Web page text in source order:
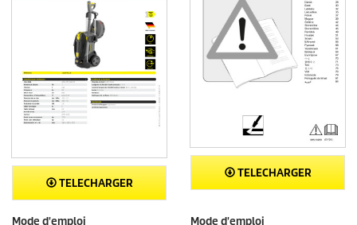
TELECHARGER
TELECHARGER
Mode d'emploi Mode d'emploi